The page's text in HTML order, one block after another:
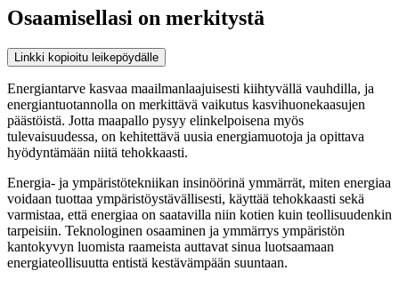
Osaamisellasi on merkitystä
Linkki kopioitu leikepöydälle
Energiantarve kasvaa maailmanlaajuisesti kiihtyvällä vauhdilla, ja
energiantuotannolla on merkittävä vaikutus kasvihuonekaasujen
päästöistä. Jotta maapallo pysyy elinkelpoisena myös
tulevaisuudessa, on kehitettävä uusia energiamuotoja ja opittava
hyödyntämään niitä tehokkaasti.
Energia- ja ympäristötekniikan insinöörinä ymmärrät, miten energiaa
voidaan tuottaa ympäristöystävällisesti, käyttää tehokkaasti sekä
varmistaa, että energiaa on saatavilla niin kotien kuin teollisuudenkin
tarpeisiin. Teknologinen osaaminen ja ymmärrys ympäristön
kantokyvyn luomista raameista auttavat sinua luotsaamaan
energiateollisuutta entistä kestävämpään suuntaan.